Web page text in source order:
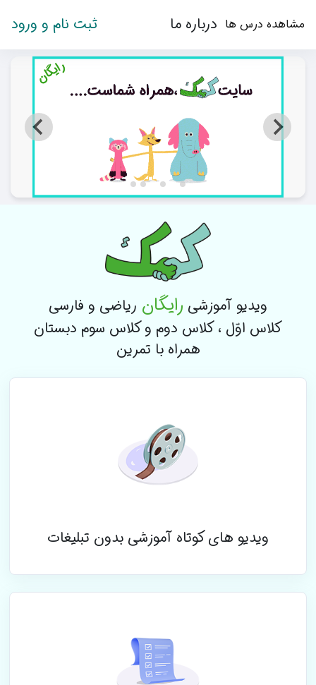
مشاهده درس ها درباره ما ثبت نام و ورود
ویدیو آموزشی رایگان ریاضی و فارسی
کلاس اوّل ، کلاس دوم و کلاس سوم دبستان
همراه با تمرین
ویدیو های کوتاه آموزشی بدون تبلیغات